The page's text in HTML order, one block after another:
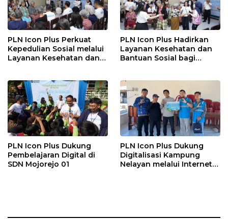
PLN Icon Plus Perkuat
Kepedulian Sosial melalui
Layanan Kesehatan dan
PLN Icon Plus Hadirkan
Layanan Kesehatan dan
Bantuan Sosial bagi
PLN Icon Plus Dukung
Pembelajaran Digital di
SDN Mojorejo 01
PLN Icon Plus Dukung
Digitalisasi Kampung
Nelayan melalui Internet